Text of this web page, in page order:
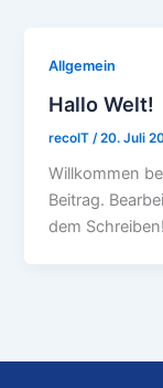
Allgemein
Hallo Welt!
recoIT /20. Juli
Willkommen
Beitrag.
dem Schreiben!